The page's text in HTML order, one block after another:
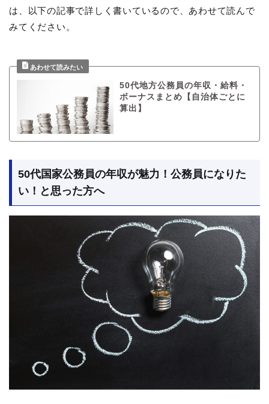
は、以下の記事で詳しく書いているので、あわせて読んで
みてください。
50代地方公務員の年収・給料・
ボーナスまとめ【自治体ごとに
算出】
50代国家公務員の年収が魅力！公務員になりた
い！と思った方へ